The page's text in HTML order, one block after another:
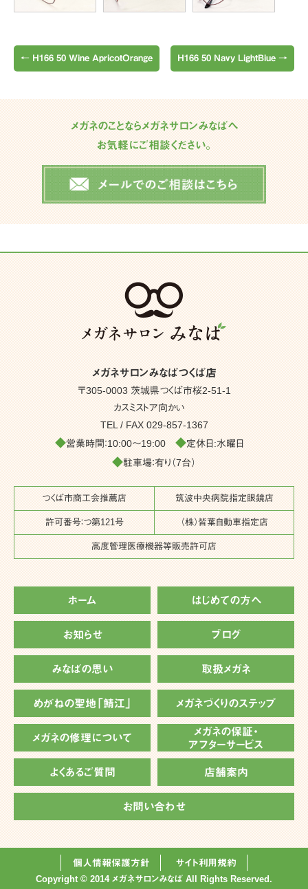
← H166 50 Wine ApricotOrange H166 50 Navy LightBiue →
メガネのことならメガネサロンみなばへ
お気軽にご相談ください。
メガネサロンみなばつくば店
〒305-0003 茨城県つくば市桜2-51-1
カスミストア向かい
TEL / FAX 029-857-1367
◆営業時間：10:00～19:00 ◆定休日:水曜日
◆駐車場：有り（7台）
つくば市商工会推薦店 筑波中央病院指定眼鏡店
許可番号：つ第121号 （株）皆葉自動車指定店
高度管理医療機器等販売許可店
ホーム はじめての方へ
お知らせ ブログ
みなばの思い 取扱メガネ
めがねの聖地「鯖江」 メガネづくりのステップ
メガネの修理について
メガネの保証・
アフターサービス
よくあるご質問 店舗案内
お問い合わせ
個人情報保護方針 サイト利用規約
Copyright © 2014 メガネサロンみなば All Rights Reserved.